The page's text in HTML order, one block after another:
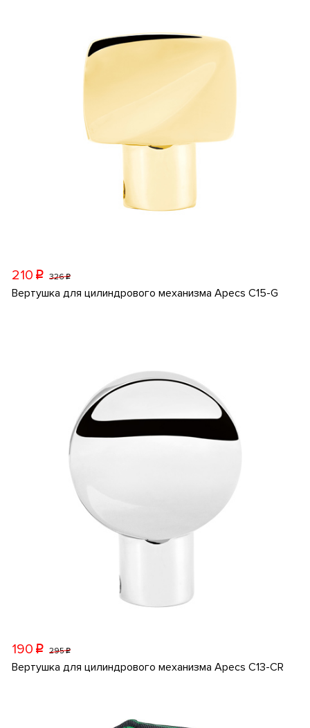
210 p 326p
Вертушка для цилиндрового механизма Apecs C15-G
190 p 295p
Вертушка для цилиндрового механизма Apecs C13-CR